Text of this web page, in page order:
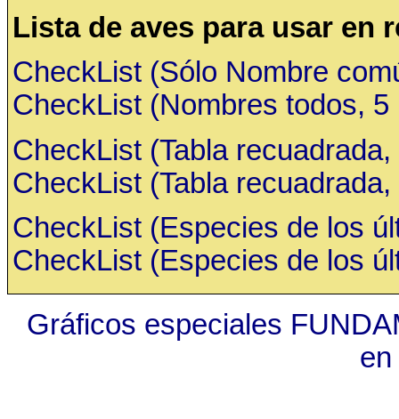
Lista de aves para usar en
CheckList (Sólo Nombre
CheckList (Nombres todos,
CheckList (Tabla
CheckList (Tabla
CheckList (Especies de los
CheckList (Especies de los
Gráficos especiales